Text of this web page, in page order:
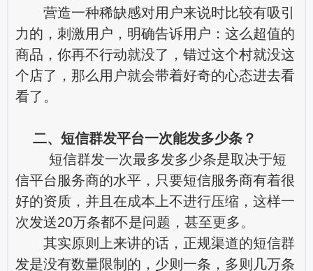
营造一种稀缺感对用户来说时比较有吸引
力的，刺激用户，明确告诉用户：这么超值的
商品，你再不行动就没了，错过这个村就没这
个店了，那么用户就会带着好奇的心态进去看
看了。
二、短信群发平台一次能发多少条？
短信群发一次最多发多少条是取决于短
信平台服务商的水平，只要短信服务商有着很
好的资质，并且在成本上不进行压缩，这样一
次发送20万条都不是问题，甚至更多。
其实原则上来讲的话，正规渠道的短信群
发是没有数量限制的，少则一条，多则几万条